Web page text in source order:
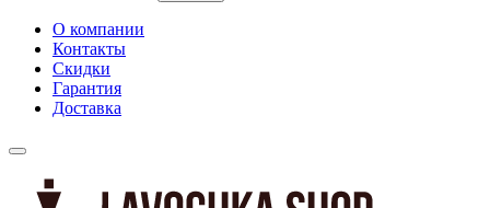
О компании
Контакты
Скидки
Гарантия
Доставка